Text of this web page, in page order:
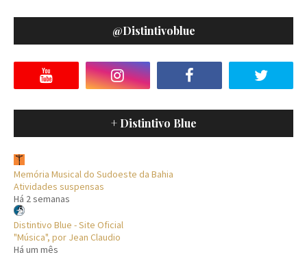
@distintivoblue
+ Distintivo Blue
Memória Musical do Sudoeste da Bahia
Atividades suspensas
Há 2 semanas
Distintivo Blue - Site Oficial
"Música", por Jean Claudio
Há um mês